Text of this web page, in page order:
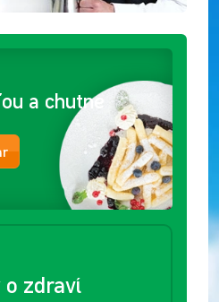
a chutne
zdraví